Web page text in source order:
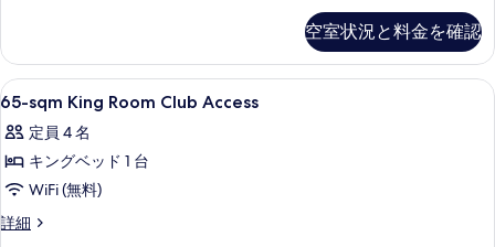
条
件
て
の
真
を
表
示
King
の
詳
空室状況と料金を確認
65-
sqm
King
Room
Club
Access
10
65-sqm King Room Club Access
定員 4 名
キングベッド 1 台
WiFi (無料)
詳細
65-